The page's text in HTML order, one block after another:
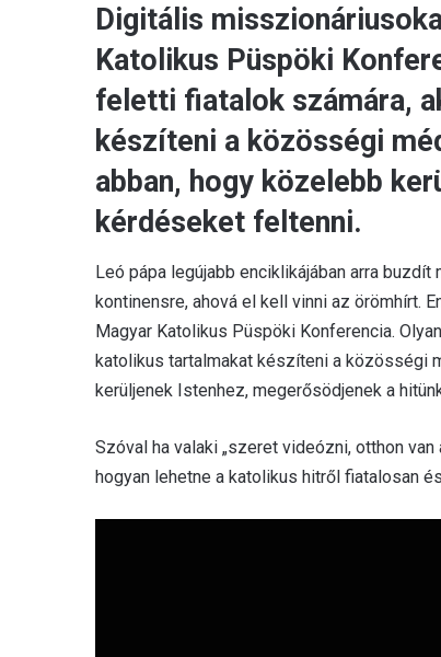
Digitális
Katolikus Püspöki
feletti fiatalok számára,
készíteni a közösségi
abban, hogy közelebb
kérdéseket feltenni.
Leó pápa legújabb enciklikájában arra
kontinensre, ahová el kell vinni az örömhírt.
Magyar Katolikus Püspöki Konferencia.
katolikus tartalmakat készíteni a közösségi
kerüljenek Istenhez, megerősödjenek a
Szóval ha valaki „szeret videózni, otthon
hogyan lehetne a katolikus hitről fiatalosan